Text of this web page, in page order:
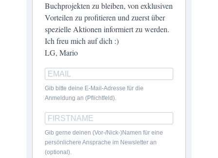
Buchprojekten zu bleiben, von exklusiven
Vorteilen zu profitieren und zuerst über
spezielle Aktionen informiert zu werden.
Ich freu mich auf dich :)
LG, Mario
Gib bitte deine E-Mail-Adresse für die
Anmeldung an (Pflichtfeld).
Gib gerne deinen (Vor-/Nick-)Namen für eine
persönlichere Ansprache im Newsletter an
(optional).